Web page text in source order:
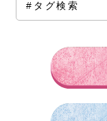
150万円前後
300万円前後
#タグ検索